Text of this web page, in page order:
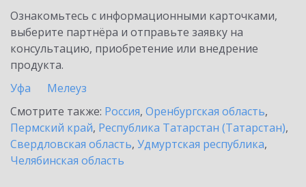
Ознакомьтесь с информационными карточками,
выберите партнёра и отправьте заявку на
консультацию, приобретение или внедрение
продукта.
Уфа
Мелеуз
Смотрите также: Россия, Оренбургская область,
Пермский край, Республика Татарстан (Татарстан),
Свердловская область, Удмуртская республика,
Челябинская область